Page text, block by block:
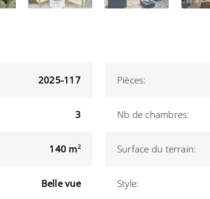
2025-117 Pièces:
3 Nb de chambres:
140 m2 Surface du terrain:
Belle vue Style: